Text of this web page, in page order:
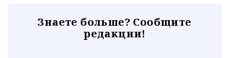
Знаете больше? Сообщите
редакции!